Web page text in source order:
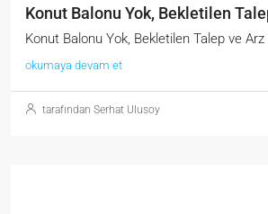
Konut Balonu Yok, Bekletilen
Konut Balonu Yok, Bekletilen Talep ve Arz
okumaya devam et
tarafından Serhat Ulusoy